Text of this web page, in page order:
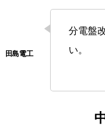
分電盤
い。